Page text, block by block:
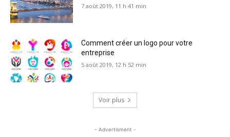
7 août 2019, 11 h 41 min
Comment créer un logo pour votre
entreprise
5 août 2019, 12 h 52 min
Voir plus
- Advertisment -